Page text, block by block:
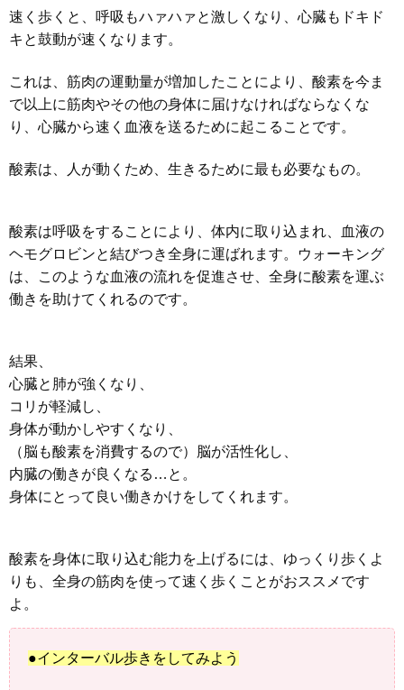
速く歩くと、呼吸もハァハァと激しくなり、心臓もドキド
キと鼓動が速くなります。
これは、筋肉の運動量が増加したことにより、酸素を今ま
で以上に筋肉やその他の身体に届けなければならなくな
り、心臓から速く血液を送るために起こることです。
酸素は、人が動くため、生きるために最も必要なもの。
酸素は呼吸をすることにより、体内に取り込まれ、血液の
ヘモグロビンと結びつき全身に運ばれます。
ウォーキング
は、このような血液の流れを促進させ、全身に酸素を運ぶ
働きを助けてくれるのです。
結果、
心臓と肺が強くなり、
コリが軽減し、
身体が動かしやすくなり、
（脳も酸素を消費するので）脳が活性化し、
内臓の働きが良くなる…と。
身体にとって良い働きかけをしてくれます。
酸素を身体に取り込む能力を上げるには、ゆっくり歩くよ
りも、全身の筋肉を使って速く歩くことがおススメです
よ。
●インターバル歩きをしてみよう